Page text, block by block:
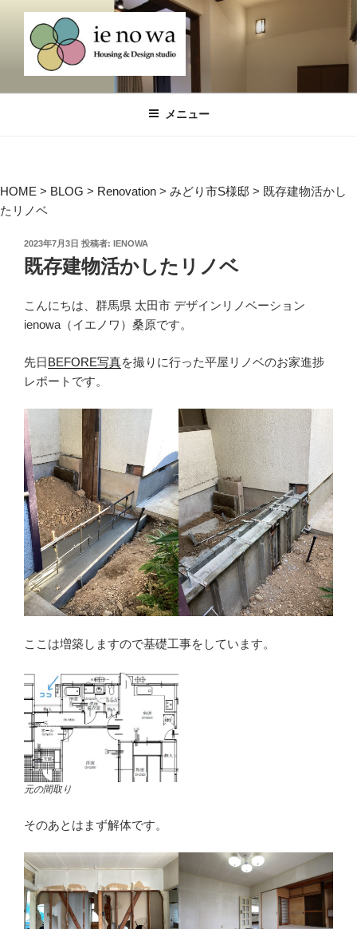
デザインリノベ IENOWA（イエノ
ワ）群馬県太田市・桐生市・みどり市
Design Renovation and Reform Company, ienowa
メニュー
HOME > BLOG > Renovation > みどり市S様邸 > 既存建物活かし
たリノベ
投
稿
日:
2023年7月3日 投稿者: IENOWA
既存建物活かしたリノベ
こんにちは、群馬県 太田市 デザインリノベーション
ienowa（イエノワ）桑原です。
先日BEFORE写真を撮りに行った平屋リノベのお家進捗
レポートです。
ここは増築しますので基礎工事をしています。
元の間取り
そのあとはまず解体です。